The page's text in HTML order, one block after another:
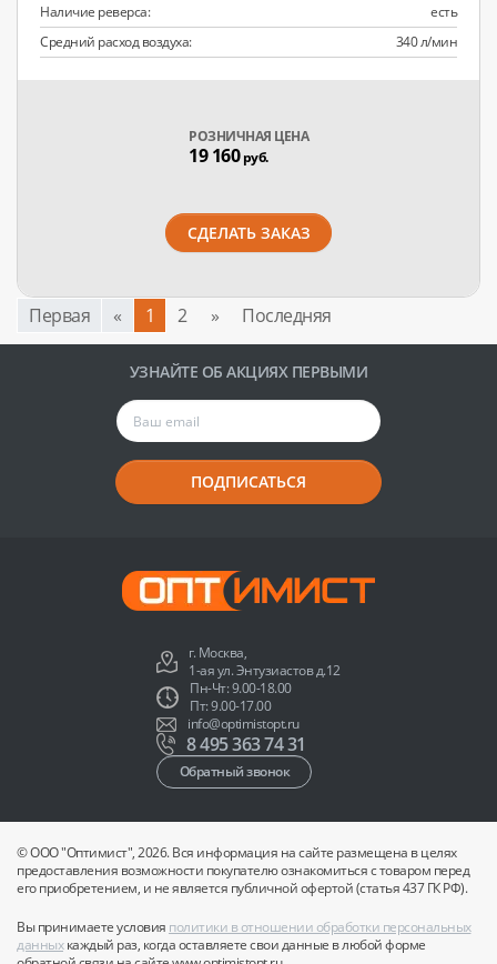
Наличие реверса:
есть
Средний расход воздуха:
340 л/мин
РОЗНИЧНАЯ ЦЕНА
19 160руб.
СДЕЛАТЬ ЗАКАЗ
Первая « 1 2 » Последняя
УЗНАЙТЕ ОБ АКЦИЯХ ПЕРВЫМИ
ПОДПИСАТЬСЯ
г. Москва,
1-ая ул. Энтузиастов д.12
Пн-Чт: 9.00-18.00
Пт: 9.00-17.00
info@optimistopt.ru
8 495 363 74 31
Обратный звонок
© ООО "Оптимист", 2026. Вся информация на сайте размещена в целях
предоставления возможности покупателю ознакомиться с товаром перед
его приобретением, и не является публичной офертой (статья 437 ГК РФ).
Вы принимаете условия политики в отношении обработки персональных
данныхкаждый раз, когда оставляете свои данные в любой форме